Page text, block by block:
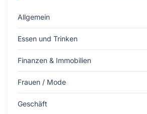
Allgemein
Essen und Trinken
Finanzen & Immobilien
Frauen / Mode
Geschäft